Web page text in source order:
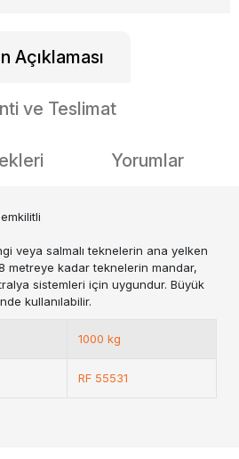
Açıklaması
ve Teslimat
Yorumlar
veya salmalı teknelerin ana yelken
metreye kadar teknelerin mandar,
sistemleri için uygundur. Büyük
kullanılabilir.
1000 kg
RF 55531